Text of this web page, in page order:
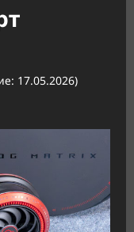
17.05.2026)